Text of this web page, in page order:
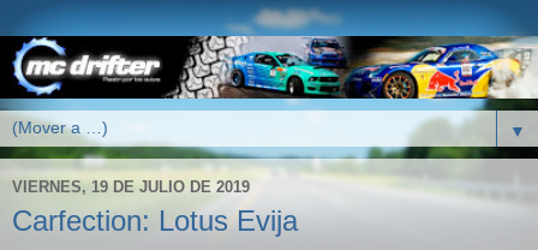
▼
VIERNES, 19 DE JULIO DE 2019
Carfection: Lotus Evija